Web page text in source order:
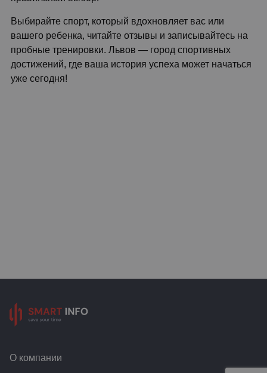
Выбирайте спорт, который вдохновляет вас или
вашего ребенка, читайте отзывы и записывайтесь на
пробные тренировки. Львов — город спортивных
достижений, где ваша история успеха может начаться
уже сегодня!
О компании